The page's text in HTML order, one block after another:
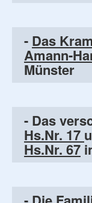
- Das
Amann-
Münster
- Das
Hs.Nr. 17
Hs.Nr. 67